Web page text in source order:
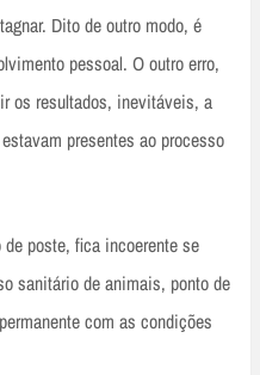
Dito de outro modo, é
pessoal. O outro erro,
os resultados, inevitáveis, a
presentes ao processo
poste, fica incoerente se
sanitário de animais, ponto de
com as condições